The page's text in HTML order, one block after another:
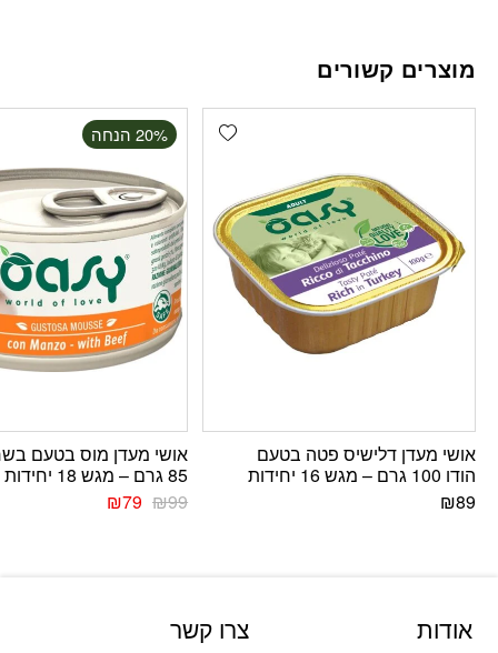
מוצרים קשורים
Add wishlist
אושי מעדן דלישיס פטה בטעם
הודו 100 גרם – מגש 16 יחידות
₪89
‫20% הנחה
אושי מעדן מוס בטעם
85 גרם – מגש 18 יחידות
₪99
₪79
אודות צרו קשר